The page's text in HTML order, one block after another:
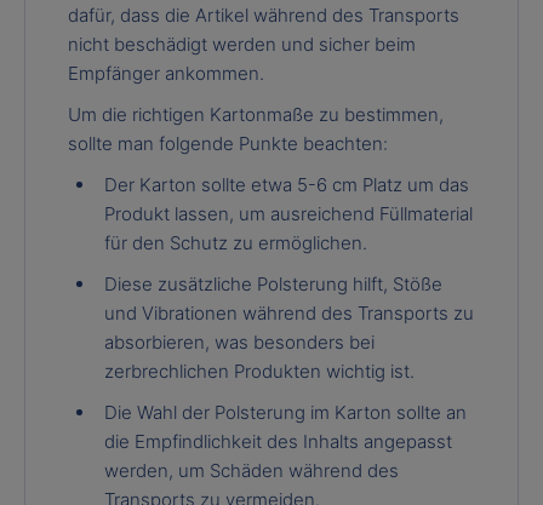
dafür, dass die Artikel während des Transports
nicht beschädigt werden und sicher beim
Empfänger ankommen.
Um die richtigen Kartonmaße zu bestimmen,
sollte man folgende Punkte beachten:
Der Karton sollte etwa 5-6 cm Platz um das
Produkt lassen, um ausreichend Füllmaterial
für den Schutz zu ermöglichen.
Diese zusätzliche Polsterung hilft, Stöße
und Vibrationen während des Transports zu
absorbieren, was besonders bei
zerbrechlichen Produkten wichtig ist.
Die Wahl der Polsterung im Karton sollte an
die Empfindlichkeit des Inhalts angepasst
werden, um Schäden während des
Transports zu vermeiden.